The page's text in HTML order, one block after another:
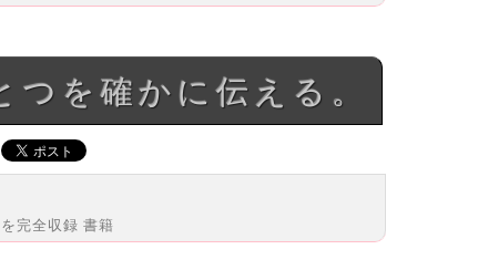
つを確かに伝える。
完全収録 書籍